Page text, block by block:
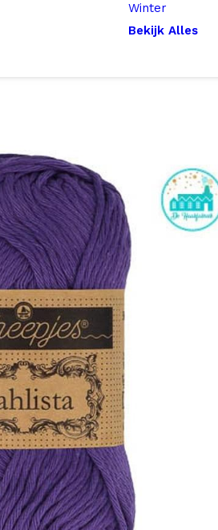
Winter
Bekijk Alles